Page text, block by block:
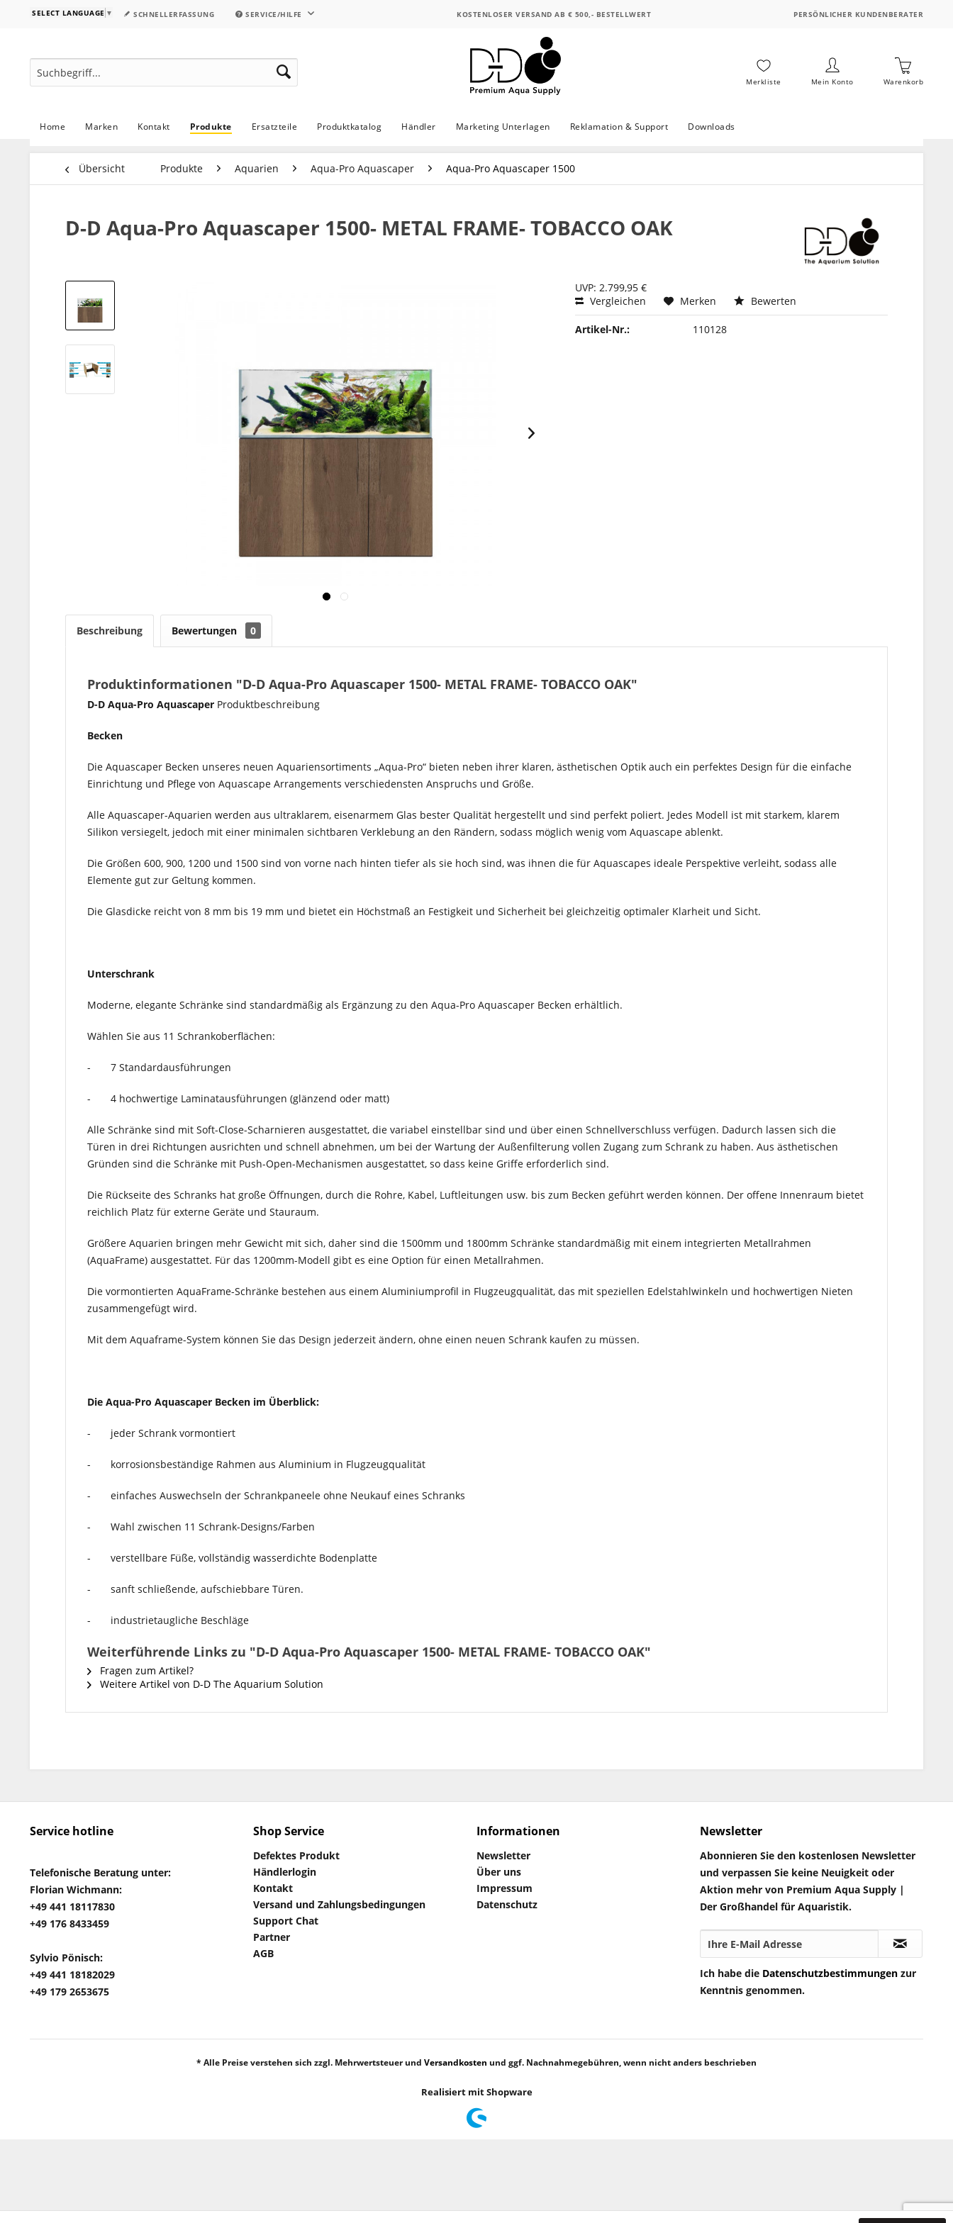
SELECT LANGUAGE ▼ SCHNELLERFASSUNG SERVICE/HILFE KOSTENLOSER VERSAND AB € 500,- BESTELLWERT PERSÖNLICHER KUNDENBERATER
Merkliste Mein Konto Warenkorb
Home Marken Kontakt Produkte Ersatzteile Produktkatalog Händler Marketing Unterlagen Reklamation & Support Downloads
Übersicht Produkte Aquarien Aqua-Pro Aquascaper Aqua-Pro Aquascaper 1500
D-D Aqua-Pro Aquascaper 1500- METAL FRAME- TOBACCO OAK
UVP: 2.799,95 €
Vergleichen
Merken Bewerten
Artikel-Nr.: 110128
Beschreibung Bewertungen 0
Produktinformationen "D-D Aqua-Pro Aquascaper 1500- METAL FRAME- TOBACCO OAK"
D-D Aqua-Pro Aquascaper Produktbeschreibung
Becken
Die Aquascaper Becken unseres neuen Aquariensortiments „Aqua-Pro“ bieten neben ihrer klaren, ästhetischen Optik auch ein perfektes Design für die einfache
Einrichtung und Pflege von Aquascape Arrangements verschiedensten Anspruchs und Größe.
Alle Aquascaper-Aquarien werden aus ultraklarem, eisenarmem Glas bester Qualität hergestellt und sind perfekt poliert. Jedes Modell ist mit starkem, klarem
Silikon versiegelt, jedoch mit einer minimalen sichtbaren Verklebung an den Rändern, sodass möglich wenig vom Aquascape ablenkt.
Die Größen 600, 900, 1200 und 1500 sind von vorne nach hinten tiefer als sie hoch sind, was ihnen die für Aquascapes ideale Perspektive verleiht, sodass alle
Elemente gut zur Geltung kommen.
Die Glasdicke reicht von 8 mm bis 19 mm und bietet ein Höchstmaß an Festigkeit und Sicherheit bei gleichzeitig optimaler Klarheit und Sicht.
Unterschrank
Moderne, elegante Schränke sind standardmäßig als Ergänzung zu den Aqua-Pro Aquascaper Becken erhältlich.
Wählen Sie aus 11 Schrankoberflächen:
- 7 Standardausführungen
- 4 hochwertige Laminatausführungen (glänzend oder matt)
Alle Schränke sind mit Soft-Close-Scharnieren ausgestattet, die variabel einstellbar sind und über einen Schnellverschluss verfügen. Dadurch lassen sich die
Türen in drei Richtungen ausrichten und schnell abnehmen, um bei der Wartung der Außenfilterung vollen Zugang zum Schrank zu haben. Aus ästhetischen
Gründen sind die Schränke mit Push-Open-Mechanismen ausgestattet, so dass keine Griffe erforderlich sind.
Die Rückseite des Schranks hat große Öffnungen, durch die Rohre, Kabel, Luftleitungen usw. bis zum Becken geführt werden können. Der offene Innenraum bietet
reichlich Platz für externe Geräte und Stauraum.
Größere Aquarien bringen mehr Gewicht mit sich, daher sind die 1500mm und 1800mm Schränke standardmäßig mit einem integrierten Metallrahmen
(AquaFrame) ausgestattet. Für das 1200mm-Modell gibt es eine Option für einen Metallrahmen.
Die vormontierten AquaFrame-Schränke bestehen aus einem Aluminiumprofil in Flugzeugqualität, das mit speziellen Edelstahlwinkeln und hochwertigen Nieten
zusammengefügt wird.
Mit dem Aquaframe-System können Sie das Design jederzeit ändern, ohne einen neuen Schrank kaufen zu müssen.
Die Aqua-Pro Aquascaper Becken im Überblick:
- jeder Schrank vormontiert
- korrosionsbeständige Rahmen aus Aluminium in Flugzeugqualität
- einfaches Auswechseln der Schrankpaneele ohne Neukauf eines Schranks
- Wahl zwischen 11 Schrank-Designs/Farben
- verstellbare Füße, vollständig wasserdichte Bodenplatte
- sanft schließende, aufschiebbare Türen.
- industrietaugliche Beschläge
Weiterführende Links zu "D-D Aqua-Pro Aquascaper 1500- METAL FRAME- TOBACCO OAK"
Fragen zum Artikel?
Weitere Artikel von D-D The Aquarium Solution
Service hotline
Telefonische Beratung unter:
Florian Wichmann:
+49 441 18117830
+49 176 8433459
Sylvio Pönisch:
+49 441 18182029
+49 179 2653675
Shop Service
Defektes Produkt
Händlerlogin
Kontakt
Versand und Zahlungsbedingungen
Support Chat
Partner
AGB
Informationen
Newsletter
Über uns
Impressum
Datenschutz
Newsletter
Abonnieren Sie den kostenlosen Newsletter
und verpassen Sie keine Neuigkeit oder
Aktion mehr von Premium Aqua Supply |
Der Großhandel für Aquaristik.
Ich habe die Datenschutzbestimmungen zur
Kenntnis genommen.
* Alle Preise verstehen sich zzgl. Mehrwertsteuer und Versandkosten und ggf. Nachnahmegebühren, wenn nicht anders beschrieben
Realisiert mit Shopware